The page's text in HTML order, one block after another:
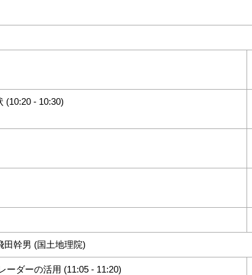
(10:20 - 10:30)
幹男 (国土地理院)
ーダーの活用 (11:05 - 11:20)